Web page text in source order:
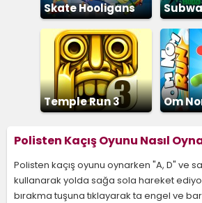
Skate Hooligans
Temple Run 3 Om
Polisten Kaçış Oyunu Nasıl
Polisten kaçış oyunu oynarken "A, D" ve
kullanarak yolda sağa sola hareket
bırakma tuşuna tıklayarak ta engel ve